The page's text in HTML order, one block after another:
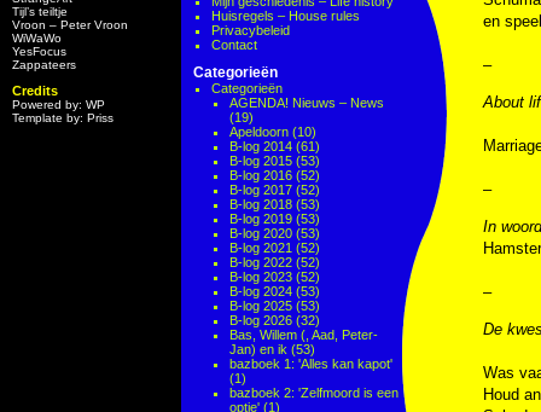
Tijl’s teiltje
Vroon – Peter Vroon
WiWaWo
YesFocus
Zappateers
Credits
Powered by: WP
Template by: Priss
Huisregels – House rules
Privacybeleid
Contact
Categorieën
Categorieën
AGENDA! Nieuws – News
(19)
Apeldoorn (10)
B-log 2014 (61)
B-log 2015 (53)
B-log 2016 (52)
B-log 2017 (52)
B-log 2018 (53)
B-log 2019 (53)
B-log 2020 (53)
B-log 2021 (52)
B-log 2022 (52)
B-log 2023 (52)
B-log 2024 (53)
B-log 2025 (53)
B-log 2026 (32)
Bas, Willem (, Aad, Peter-
Jan) en ik (53)
bazboek 1: 'Alles kan kapot'
(1)
bazboek 2: 'Zelfmoord is een
optie' (1)
en
–
About
–
In
–
De
Was
Houd